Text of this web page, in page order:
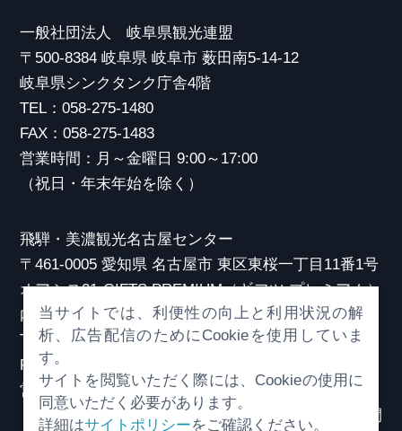
一般社団法人 岐阜県観光連盟
〒500-8384 岐阜県 岐阜市 薮田南5-14-12
岐阜県シンクタンク庁舎4階
TEL：058-275-1480
FAX：058-275-1483
営業時間：月～金曜日 9:00～17:00
（祝日・年末年始を除く）
飛騨・美濃観光名古屋センター
〒461-0005 愛知県 名古屋市 東区東桜一丁目11番1号
オアシス21 GIFTS PREMIUM（ギフツ プレミアム）
内
TEL：052-253-6185
FAX：052-253-6186
営業時間：10:00～21:00
（原則、元日を除き年中無休）※観光相談対応時間
当サイトでは、利便性の向上と利用状況の解
析、広告配信のためにCookieを使用していま
す。
サイトを閲覧いただく際には、Cookieの使用に
同意いただく必要があります。
詳細はサイトポリシーをご確認ください。